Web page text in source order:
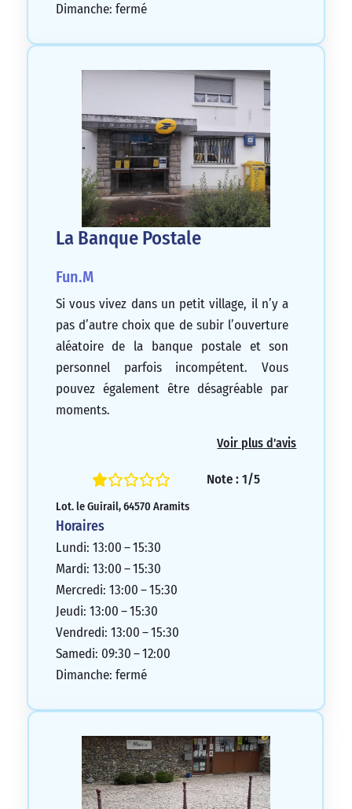
Dimanche: fermé
La Banque Postale
Fun.M
Si vous vivez dans un petit village, il n’y a
pas d’autre choix que de subir l’ouverture
aléatoire de la banque postale et son
personnel parfois incompétent. Vous
pouvez également être désagréable par
moments.
Voir plus d'avis
Note : 1/5
Lot. le Guirail, 64570 Aramits
Horaires
Lundi: 13:00 – 15:30
Mardi: 13:00 – 15:30
Mercredi: 13:00 – 15:30
Jeudi: 13:00 – 15:30
Vendredi: 13:00 – 15:30
Samedi: 09:30 – 12:00
Dimanche: fermé